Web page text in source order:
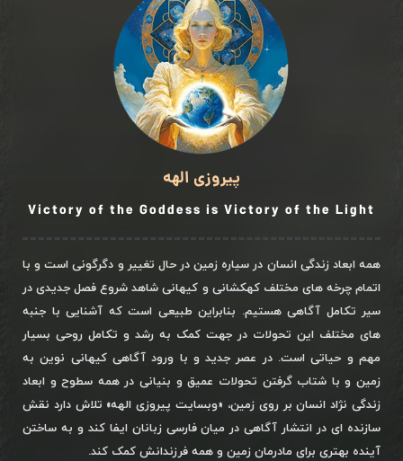
پیروزی الهه
Victory of the Goddess is Victory of the Light
همه ابعاد زندگی انسان در سیاره زمین در حال تغییر و دگرگونی است و با
اتمام چرخه های مختلف کهکشانی و کیهانی شاهد شروع فصل جدیدی در
سیر تکامل آگاهی هستیم. بنابراین طبیعی است که آشنایی با جنبه
های مختلف این تحولات در جهت کمک به رشد و تکامل روحی بسیار
مهم و حیاتی است. در عصر جدید و با ورود آگاهی کیهانی نوین به
زمین و با شتاب گرفتن تحولات عمیق و بنیانی در همه سطوح و ابعاد
زندگی نژاد انسان بر روی زمین، «وبسایت پیروزی الهه» تلاش دارد نقش
سازنده ای در انتشار آگاهی در میان فارسی زبانان ایفا کند و به ساختن
آینده بهتری برای مادرمان زمین و همه فرزندانش کمک کند.